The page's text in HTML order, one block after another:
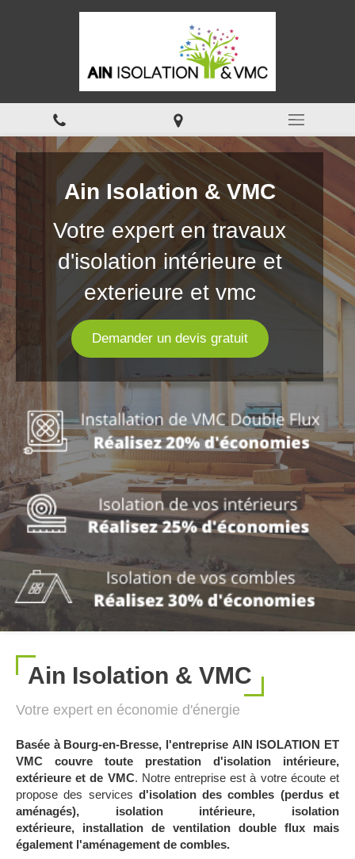
Ain Isolation & VMC
Votre expert en travaux
d'isolation intérieure et
exterieure et vmc
Demander un devis gratuit
Ain Isolation & VMC
Votre expert en économie d'énergie
Basée à Bourg-en-Bresse, l'entreprise AIN ISOLATION ET
VMC
couvre toute prestation
d'isolation intérieure,
extérieure et de VMC. Notre entreprise est à votre écoute et
propose des services d'isolation des combles (perdus et
aménagés), isolation intérieure, isolation
extérieure, installation de ventilation double flux mais
également l'aménagement de combles.